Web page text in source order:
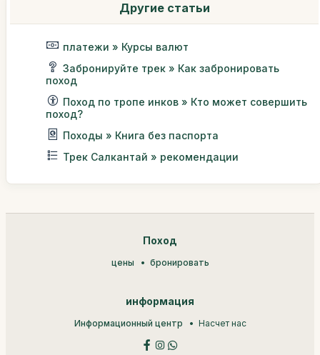
Другие статьи
платежи » Курсы валют
Забронируйте трек » Как забронировать
поход
Поход по тропе инков » Кто может совершить
поход?
Походы » Книга без паспорта
Трек Салкантай » рекомендации
Поход
цены бронировать
информация
Информационный центр Насчет нас